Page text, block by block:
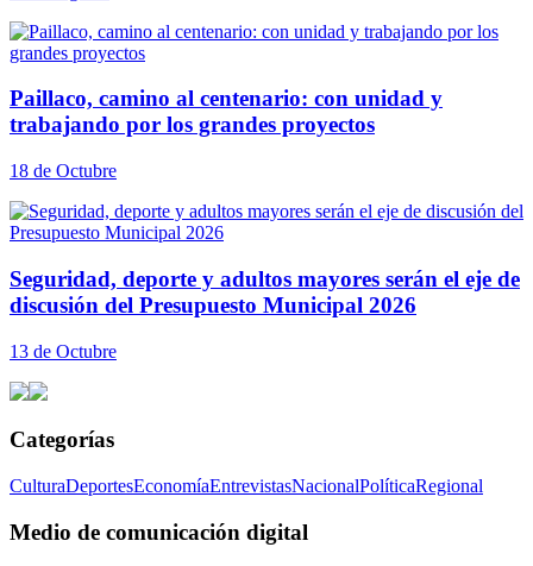
Paillaco, camino al centenario: con unidad y
trabajando por los grandes proyectos
18 de Octubre
Seguridad, deporte y adultos mayores serán el eje de
discusión del Presupuesto Municipal 2026
13 de Octubre
Categorías
CulturaDeportesEconomíaEntrevistasNacionalPolíticaRegional
Medio de comunicación digital